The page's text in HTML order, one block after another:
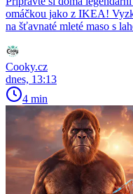
omáčkou jako z IKEA!
na šťavnaté mleté maso s
Cooky.cz
dnes, 13:13
4 min